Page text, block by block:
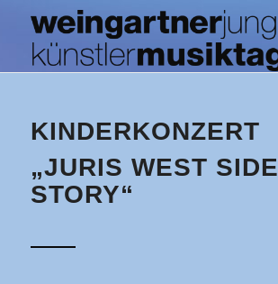
KINDERKONZERT
„JURIS WEST SIDE
STORY“